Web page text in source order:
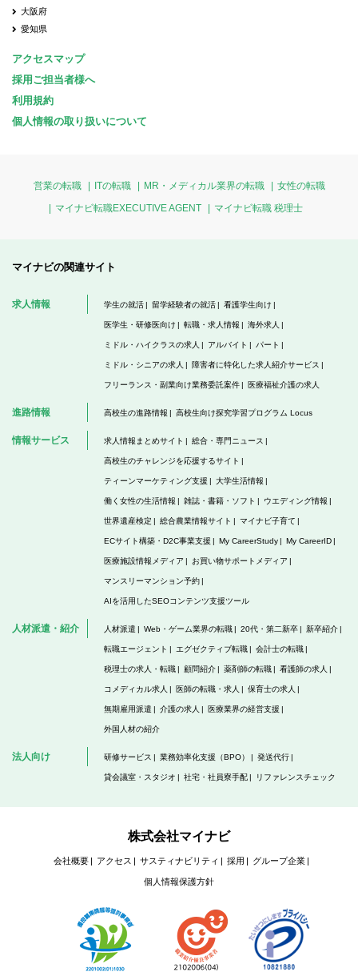
大阪府
愛知県
アクセスマップ
採用ご担当者様へ
利用規約
個人情報の取り扱いについて
営業の転職 ITの転職 MR・メディカル業界の転職
女性の転職
マイナビ転職EXECUTIVE AGENT
マイナビ転職 税理士
マイナビの関連サイト
求人情報 学生の就活 留学経験者の就活 看護学生向け
医学生・研修医向け 転職・求人情報 海外求人
ミドル・ハイクラスの求人 アルバイト パート
ミドル・シニアの求人 障害者に特化した求人紹介サービス
フリーランス・副業向け業務委託案件 医療福祉介護の求人
進路情報 高校生の進路情報 高校生向け探究学習プログラム Locus
情報サービス 求人情報まとめサイト 総合・専門ニュース
高校生のチャレンジを応援するサイト
ティーンマーケティング支援 大学生活情報
働く女性の生活情報 雑誌・書籍・ソフト ウエディング情報
世界遺産検定 総合農業情報サイト マイナビ子育て
ECサイト構築・D2C事業支援 My CareerStudy My CareerID
医療施設情報メディア お買い物サポートメディア
マンスリーマンション予約
AIを活用したSEOコンテンツ支援ツール
人材派遣・紹介 人材派遣 Web・ゲーム業界の転職 20代・第二新卒 新卒紹介
転職エージェント エグゼクティブ転職 会計士の転職
税理士の求人・転職 顧問紹介 薬剤師の転職 看護師の求人
コメディカル求人 医師の転職・求人 保育士の求人
無期雇用派遣 介護の求人 医療業界の経営支援
外国人材の紹介
法人向け 研修サービス 業務効率化支援（BPO） 発送代行
貸会議室・スタジオ 社宅・社員寮手配 リファレンスチェック
株式会社マイナビ
会社概要 アクセス サスティナビリティ 採用 グループ企業
個人情報保護方針